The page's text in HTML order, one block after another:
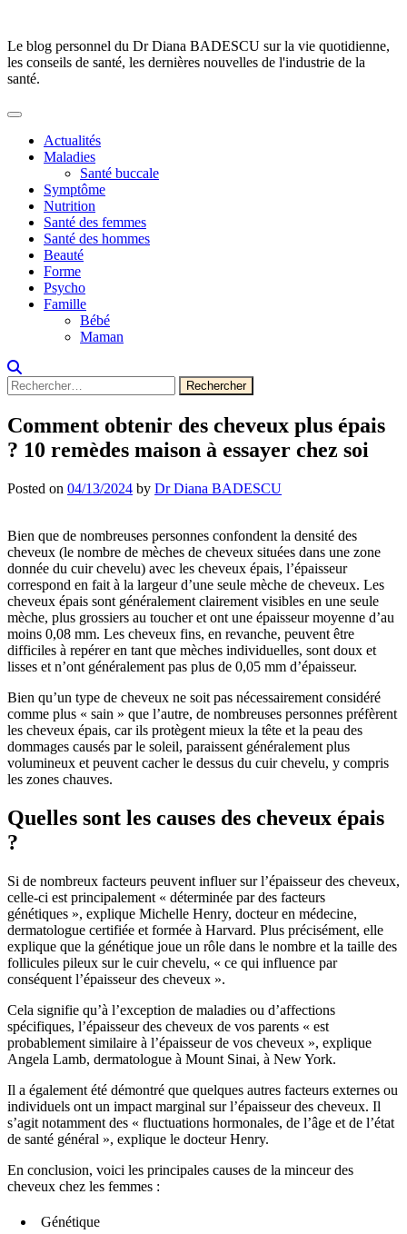
content
Le blog personnel du Dr Diana BADESCU sur la vie quotidienne,
les conseils de santé, les dernières nouvelles de l'industrie de la
santé.
Actualités
Maladies
Santé buccale
Symptôme
Nutrition
Santé des femmes
Santé des hommes
Beauté
Forme
Psycho
Famille
Bébé
Maman
Rechercher :
Comment obtenir des cheveux plus épais
? 10 remèdes maison à essayer chez soi
Posted on 04/13/2024 by Dr Diana BADESCU
Bien que de nombreuses personnes confondent la densité des
cheveux (le nombre de mèches de cheveux situées dans une zone
donnée du cuir chevelu) avec les cheveux épais, l’épaisseur
correspond en fait à la largeur d’une seule mèche de cheveux. Les
cheveux épais sont généralement clairement visibles en une seule
mèche, plus grossiers au toucher et ont une épaisseur moyenne d’au
moins 0,08 mm. Les cheveux fins, en revanche, peuvent être
difficiles à repérer en tant que mèches individuelles, sont doux et
lisses et n’ont généralement pas plus de 0,05 mm d’épaisseur.
Bien qu’un type de cheveux ne soit pas nécessairement considéré
comme plus « sain » que l’autre, de nombreuses personnes préfèrent
les cheveux épais, car ils protègent mieux la tête et la peau des
dommages causés par le soleil, paraissent généralement plus
volumineux et peuvent cacher le dessus du cuir chevelu, y compris
les zones chauves.
Quelles sont les causes des cheveux épais
?
Si de nombreux facteurs peuvent influer sur l’épaisseur des cheveux,
celle-ci est principalement « déterminée par des facteurs
génétiques », explique Michelle Henry, docteur en médecine,
dermatologue certifiée et formée à Harvard. Plus précisément, elle
explique que la génétique joue un rôle dans le nombre et la taille des
follicules pileux sur le cuir chevelu, « ce qui influence par
conséquent l’épaisseur des cheveux ».
Cela signifie qu’à l’exception de maladies ou d’affections
spécifiques, l’épaisseur des cheveux de vos parents « est
probablement similaire à l’épaisseur de vos cheveux », explique
Angela Lamb, dermatologue à Mount Sinai, à New York.
Il a également été démontré que quelques autres facteurs externes ou
individuels ont un impact marginal sur l’épaisseur des cheveux. Il
s’agit notamment des « fluctuations hormonales, de l’âge et de l’état
de santé général », explique le docteur Henry.
En conclusion, voici les principales causes de la minceur des
cheveux chez les femmes :
Génétique